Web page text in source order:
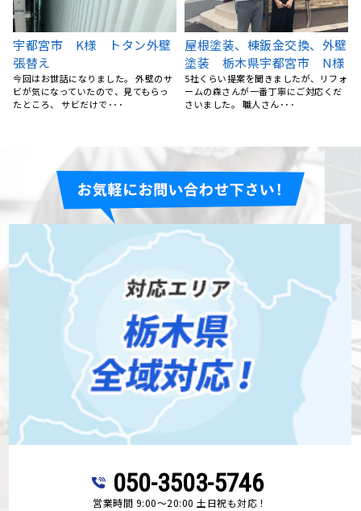
屋根葺き替え工事 宇都宮市
M様邸
屋根のサビや変色が随分前から気にな
っていましたが、なかなか重い腰が上
宇都宮市 O様邸 防水工事
バルコニーから雨漏りが発生していた
ため、地元の業者さんで探していたと
ころ、リフォームの森さん･･･
050-3503-5746
営業時間 9:00～20:00 土日祝も対応！